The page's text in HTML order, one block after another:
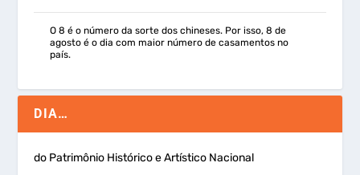
O 8 é o número da sorte dos chineses. Por isso, 8 de
agosto é o dia com maior número de casamentos no
país.
DIA…
do Patrimônio Histórico e Artístico Nacional